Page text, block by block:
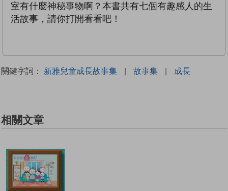
室有什麼神秘事物啊？本書共有七個有趣感人的生
活故事，請你打開看看吧！
關鍵字詞： 新雅兒童成長故事集 | 故事集 | 成長
相關文章